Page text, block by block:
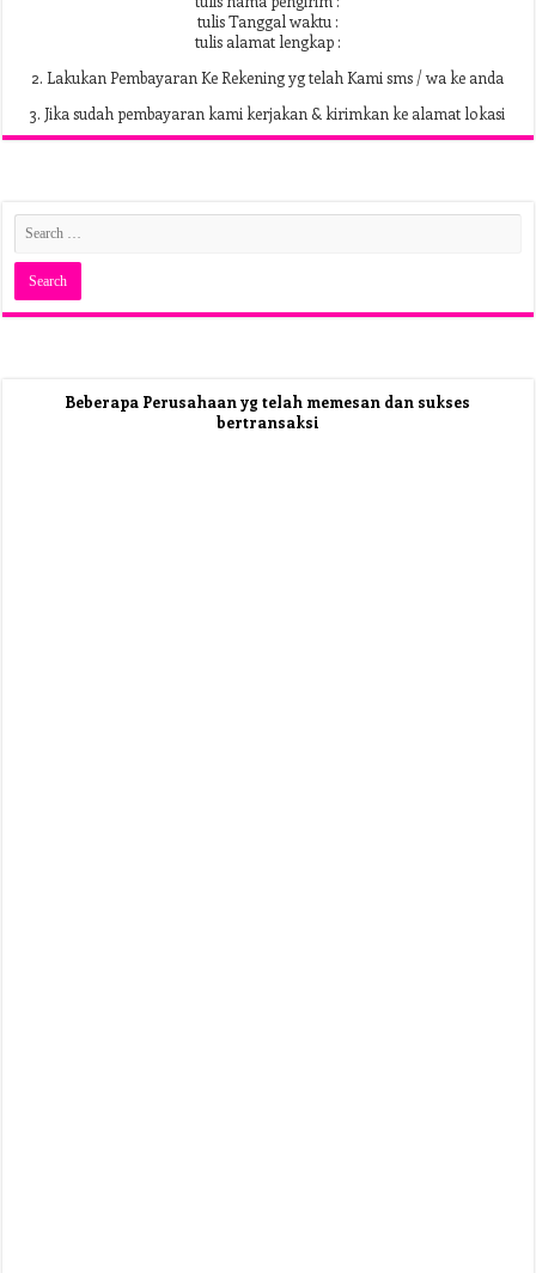
tulis Tanggal waktu :
tulis alamat lengkap :
2. Lakukan Pembayaran Ke Rekening yg telah Kami sms / wa ke anda
3. Jika sudah pembayaran kami kerjakan & kirimkan ke alamat lokasi
Beberapa Perusahaan yg telah memesan dan sukses
bertransaksi